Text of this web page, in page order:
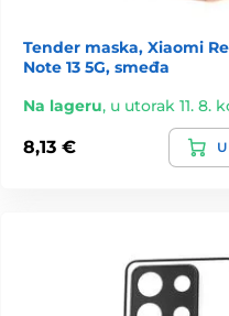
Tender maska, Xiaomi
Note 13 5G, smeđa
Na lageru, u utorak 11. 8.
8,13 €